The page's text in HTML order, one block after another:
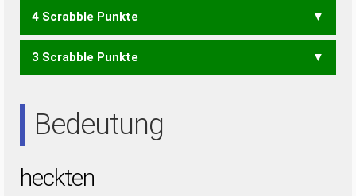
EHEN
4 Scrabble Punkte
EHE ENTE TEEN
3 Scrabble Punkte
Bedeutung
heckten